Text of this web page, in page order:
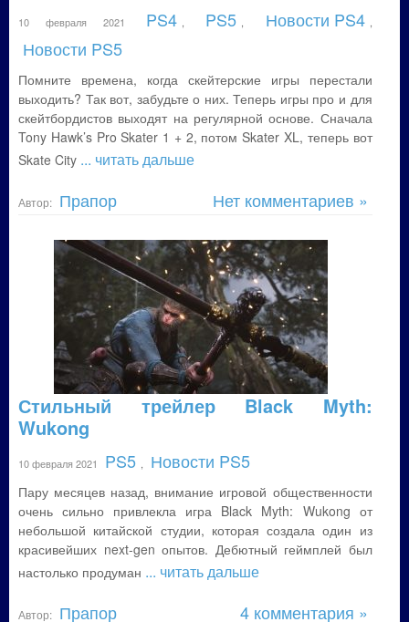
10 февраля 2021 PS4 PS5 Новости PS4
Новости PS5
Помните времена, когда скейтерские игры перестали
выходить? Так вот, забудьте о них. Теперь игры про и для
скейтбордистов выходят на регулярной основе. Сначала
Tony Hawk’s Pro Skater 1 + 2, потом Skater XL, теперь вот
Skate City ... читать дальше
Автор: Прапор Нет комментариев »
Стильный трейлер Black Myth:
Wukong
10 февраля 2021 PS5 Новости PS5
Пару месяцев назад, внимание игровой общественности
очень сильно привлекла игра Black Myth: Wukong от
небольшой китайской студии, которая создала один из
красивейших next-gen опытов. Дебютный геймплей был
настолько продуман ... читать дальше
Автор: Прапор 4 комментария »